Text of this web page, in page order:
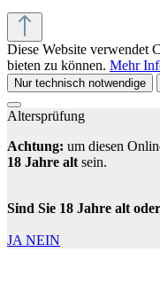
Diese Website verwendet
bieten zu können. Mehr
Nur technisch notwendige
Altersprüfung
Achtung: um diesen
18 Jahre alt sein.
Sind Sie 18 Jahre alt
JA NEIN